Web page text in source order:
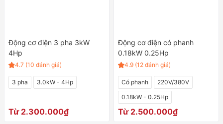
Động cơ điện 3 pha 3kW
4Hp
4.7 (10 đánh giá)
3 pha 3.0kW - 4Hp
Từ 2.300.000₫
Động cơ điện có phanh
0.18kW 0.25Hp
4.9 (12 đánh giá)
Có phanh
220V/380V
0.18kW - 0.25Hp
Từ 2.500.000₫